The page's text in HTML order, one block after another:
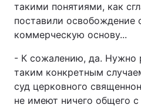
такими понятиями, как
поставили освобождение
коммерческую основу...
- К сожалению, да. Нужно
таким конкретным
суд церковного
не имеют ничего общего